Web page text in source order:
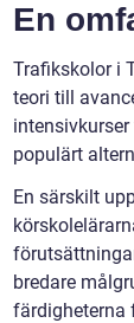
En
Trafikskolor i
teori till
populärt
En särskilt
bredare
färdigheterna